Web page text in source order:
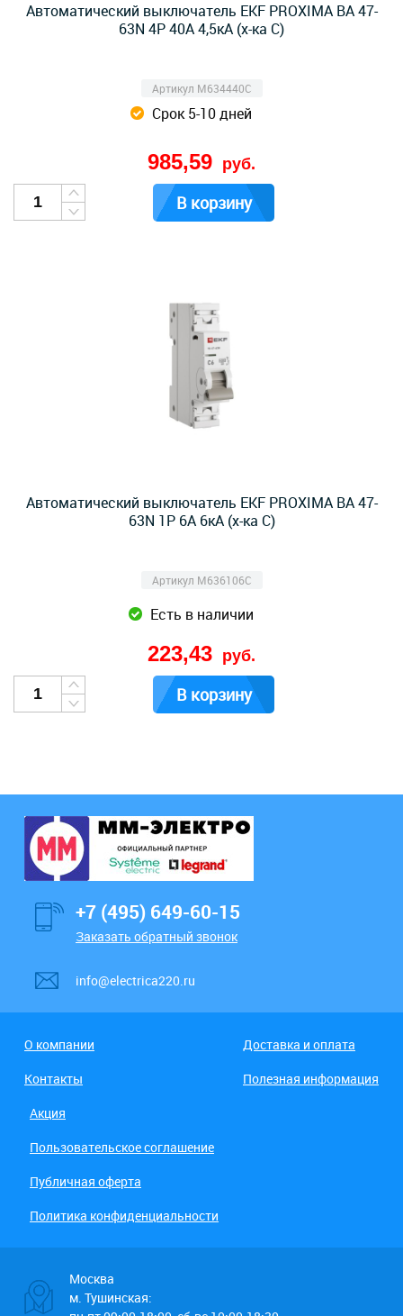
Автоматический выключатель EKF PROXIMA ВА 47-
63N 4Р 40А 4,5кА (х-ка C)
Артикул M634440C
Срок 5-10 дней
985,59 руб.
В корзину
Автоматический выключатель EKF PROXIMA ВА 47-
63N 1Р 6А 6кА (х-ка C)
Артикул M636106C
Есть в наличии
223,43 руб.
В корзину
+7 (495) 649-60-15
Заказать обратный звонок
info@electrica220.ru
О компании
Доставка и оплата
Контакты
Полезная информация
Акция
Пользовательское соглашение
Публичная оферта
Политика конфиденциальности
Москва
м. Тушинская: